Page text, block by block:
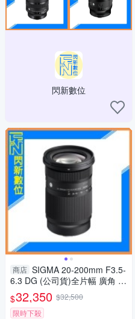
閃新數位
商店 SIGMA 20-200mm F3.5-
6.3 DG (公司貨)全片幅 廣角 望
遠 10倍變焦
$32,350 $32,500
限時下殺